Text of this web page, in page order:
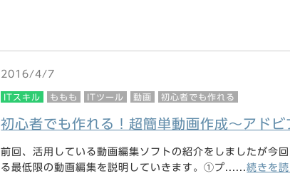
2016/4/7
ITスキル ももも ITツール 動画 初心者でも作れる
初心者でも作れる！超簡単動画作成～アドビ
前回、活用している動画編集ソフトの紹介をしましたが今
る最低限の動画編集を説明していきます。①プ......続きを